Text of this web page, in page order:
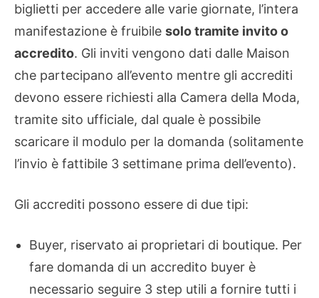
biglietti per accedere alle varie giornate, l’intera
manifestazione è fruibile solo tramite invito o
accredito. Gli inviti vengono dati dalle Maison
che partecipano all’evento mentre gli accrediti
devono essere richiesti alla Camera della Moda,
tramite sito ufficiale, dal quale è possibile
scaricare il modulo per la domanda (solitamente
l’invio è fattibile 3 settimane prima dell’evento).
Gli accrediti possono essere di due tipi:
Buyer, riservato ai proprietari di boutique. Per
fare domanda di un accredito buyer è
necessario seguire 3 step utili a fornire tutti i